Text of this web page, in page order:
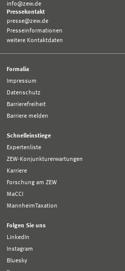
info@zew.de
Pressekontakt
presse@zew.de
Presseinformationen
weitere Kontaktdaten
Formalia
Impressum
Datenschutz
Barrierefreiheit
Barriere melden
Schnelleinstiege
Expertenliste
ZEW-Konjunkturerwartungen
Karriere
Forschung am ZEW
MaCCI
MannheimTaxation
Folgen Sie uns
LinkedIn
Instagram
Bluesky